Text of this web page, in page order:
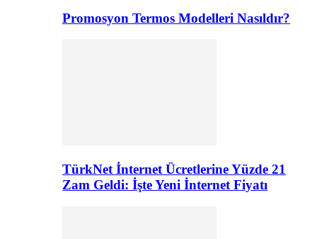
Promosyon Termos Modelleri Nasıldır?
TürkNet İnternet Ücretlerine Yüzde 21
Zam Geldi: İşte Yeni İnternet Fiyatı